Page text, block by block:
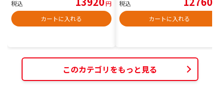
税込
円
カートに入れる
税込
カートに入れる
このカテゴリをもっと見る